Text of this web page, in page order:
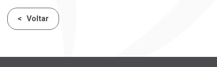
Voltar